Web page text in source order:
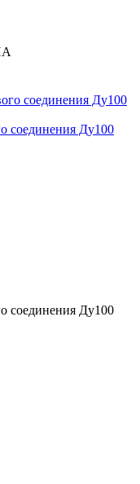
соединения Ду100
соединения Ду100